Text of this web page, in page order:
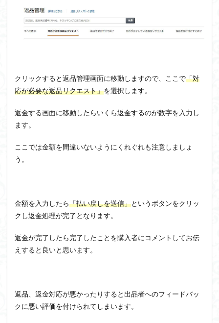
クリックすると返品管理画面に移動しますので、ここで「対
応が必要な返品リクエスト」を選択します。
返金する画面に移動したらいくら返金するのが数字を入力し
ます。
ここでは金額を間違いないようにくれぐれも注意しましょ
う。
金額を入力したら「払い戻しを送信」というボタンをクリッ
クし返金処理が完了となります。
返金が完了したら完了したことを購入者にコメントしてお伝
えすると良いと思います。
返品、返金対応が悪かったりすると出品者へのフィードバッ
クに悪い評価を付けられてしまいます。